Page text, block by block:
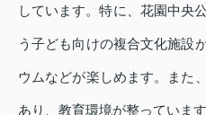
しています。特に、花園中央
う子ども向けの複合文化施設
ウムなどが楽しめます。また
あり、教育環境が整っています